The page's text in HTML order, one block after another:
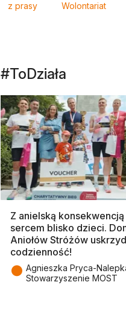
z prasy Wolontariat
#ToDziała
Z anielską konsekwencją
sercem blisko dzieci.
Aniołów Stróżów
codzienność!
● Agnieszka Pryca-
Stowarzyszenie MOST